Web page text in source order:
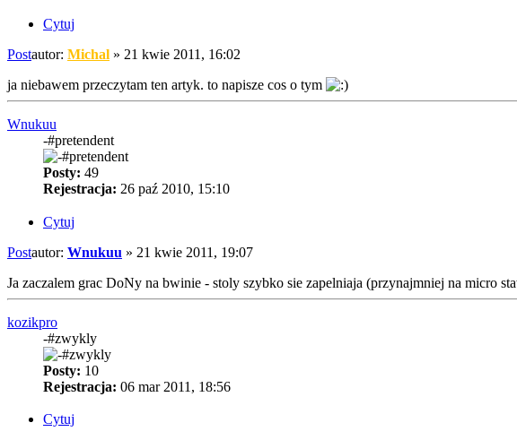
Cytuj
Postautor: Michal » 21 kwie 2011, 16:02
ja niebawem przeczytam ten artyk. to napisze cos o tym
Wnukuu
-#pretendent
Posty: 49
Rejestracja: 26 paź 2010, 15:10
Cytuj
Postautor: Wnukuu » 21 kwie 2011, 19:07
Ja zaczalem grac DoNy na bwinie - stoly szybko sie zapelniaja (przynajmniej na micro
kozikpro
-#zwykly
Posty: 10
Rejestracja: 06 mar 2011, 18:56
Cytuj